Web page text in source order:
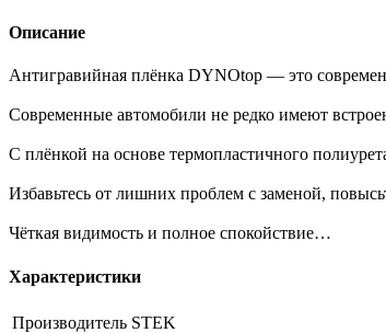
Описание
Антигравийная плёнка DYNOtop — это
Современные автомобили не редко имеют
С плёнкой на основе термопластичного
Избавьтесь от лишних проблем с заменой,
Чёткая видимость и полное спокойствие…
Характеристики
Производитель STEK